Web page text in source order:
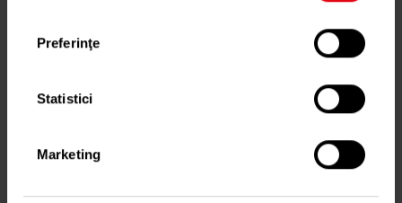
dvs. geografică cu o exactitate de până la
câțiva metri
mod activ după caracteristici specifice
Găsiți mai multe informații despre procesarea
datelor dvs. personale și configurați-vă preferințele
Preferinţe
Statistici
Marketing
Citiri